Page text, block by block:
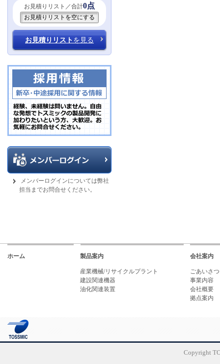
お見積りリスト／合計0点
お見積りリスト を見る
メンバーログインについては弊社
担当までお問合せください。
ホーム 製品案内
産業機械/リサイクルプラント
建設関連機器
油化関連装置
会社案内
ごあいさつ
事業内容
会社概要
拠点案内
Copyright